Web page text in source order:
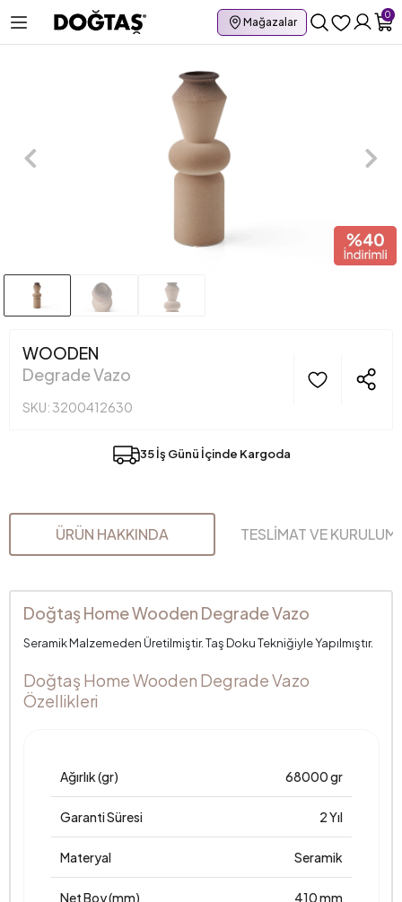
Mağazalar
0
WOODEN
Degrade Vazo
SKU: 3200412630
35 İş Günü İçinde Kargoda
ÜRÜN HAKKINDA TESLİMAT VE KURULUM
Doğtaş Home Wooden Degrade Vazo
Seramik Malzemeden Üretilmiştir. Taş Doku Tekniğiyle Yapılmıştır.
Doğtaş Home Wooden Degrade Vazo
Özellikleri
Ağırlık (gr) 68000 gr
Garanti Süresi 2 Yıl
Materyal Seramik
Net Boy (mm) 410 mm